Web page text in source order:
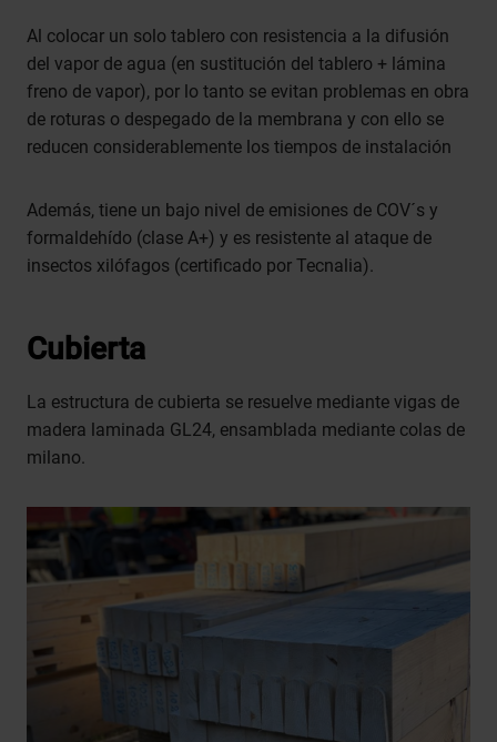
Al colocar un solo tablero con resistencia a la difusión
del vapor de agua (en sustitución del tablero + lámina
freno de vapor), por lo tanto se evitan problemas en obra
de roturas o despegado de la membrana y con ello se
reducen considerablemente los tiempos de instalación
Además, tiene un bajo nivel de emisiones de COV´s y
formaldehído (clase A+) y es resistente al ataque de
insectos xilófagos (certificado por Tecnalia).
Cubierta
La estructura de cubierta se resuelve mediante vigas de
madera laminada GL24, ensamblada mediante colas de
milano.